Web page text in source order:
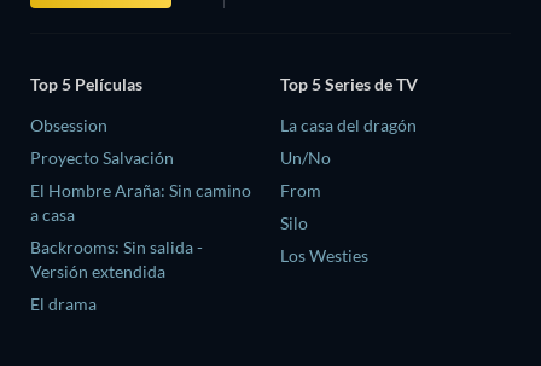
Top 5 Películas
Obsession
Proyecto Salvación
El Hombre Araña: Sin camino
a casa
Backrooms: Sin salida -
Versión extendida
El drama
Top 5 Series de TV
La casa del dragón
Un/No
From
Silo
Los Westies